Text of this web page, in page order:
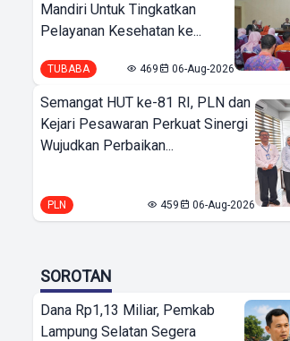
Mandiri Untuk Tingkatkan
Pelayanan Kesehatan ke...
TUBABA 469 06-Aug-2026
Semangat HUT ke-81 RI, PLN dan
Kejari Pesawaran Perkuat Sinergi
Wujudkan Perbaikan...
PLN 459 06-Aug-2026
SOROTAN
Dana Rp1,13 Miliar, Pemkab
Lampung Selatan Segera